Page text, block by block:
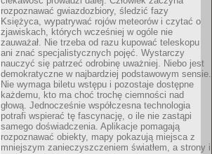
rozpoznawać gwiazdozbiory, śledzić fazy
Księżyca, wypatrywać rojów meteorów i czytać o
zjawiskach, których wcześniej w ogóle nie
zauważał. Nie trzeba od razu kupować teleskopu
ani znać specjalistycznych pojęć. Wystarczy
nauczyć się patrzeć odrobinę uważniej. Niebo jest
demokratyczne w najbardziej podstawowym sensie.
Nie wymaga biletu wstępu i pozostaje dostępne
każdemu, kto ma choć trochę ciemności nad
głową. Jednocześnie współczesna technologia
potrafi wspierać tę fascynację, o ile nie zastąpi
samego doświadczenia. Aplikacje pomagają
rozpoznawać obiekty, mapy pokazują miejsca z
mniejszym zanieczyszczeniem światłem, a strony i